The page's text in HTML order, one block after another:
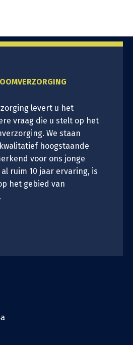
levert u het
vraag die u stelt op het
We staan
hoogstaande
voor ons jonge
ruim 10 jaar ervaring, is
het gebied van